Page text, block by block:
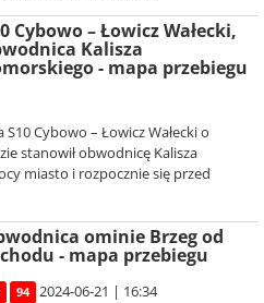
Cybowo – Łowicz Wałecki,
Kalisza
- mapa przebiegu
Cybowo – Łowicz Wałecki o
stanowił obwodnicę Kalisza
miasto i rozpocznie się przed
ominie Brzeg od
- mapa przebiegu
94
2024-06-21 | 16:34